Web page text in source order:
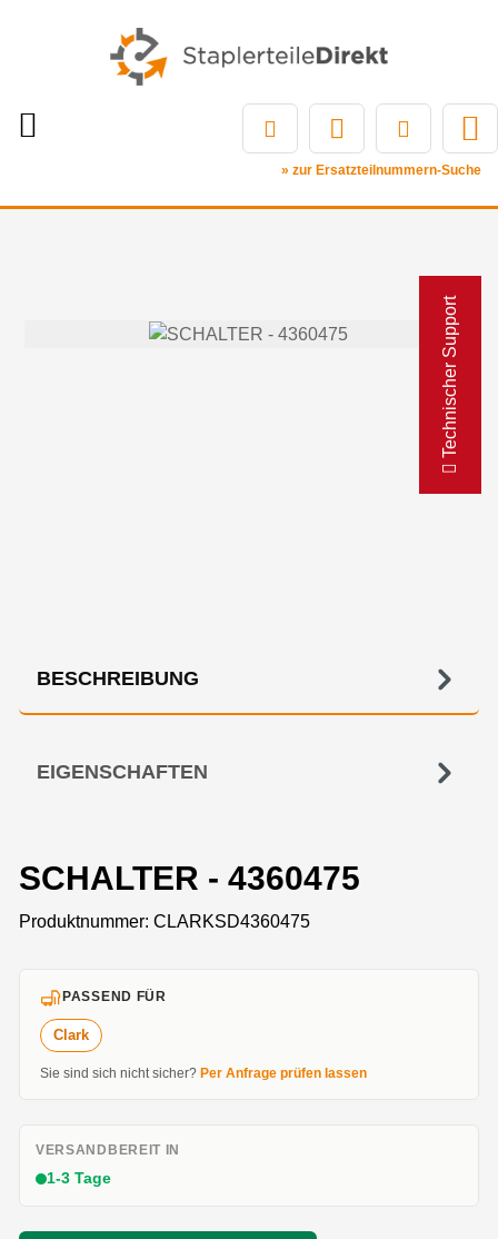
Technischer Support
» zur Ersatzteilnummern-Suche
BESCHREIBUNG
EIGENSCHAFTEN
SCHALTER - 4360475
Produktnummer: CLARKSD4360475
PASSEND FÜR
Clark
Sie sind sich nicht sicher? Per Anfrage prüfen lassen
VERSANDBEREIT IN
1-3 Tage